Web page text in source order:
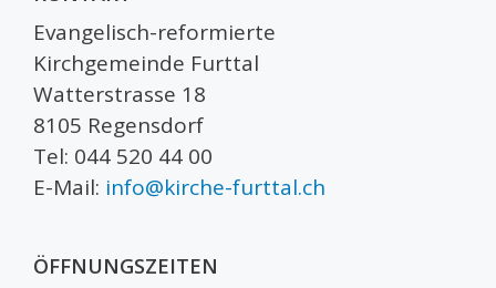
Evangelisch-reformierte
Kirchgemeinde Furttal
Watterstrasse 18
8105 Regensdorf
Tel: 044 520 44 00
E-Mail: info@kirche-furttal.ch
ÖFFNUNGSZEITEN